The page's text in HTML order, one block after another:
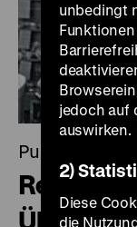
Publikation
unbedingt
jedoch auf
auswirken.
2)
Diese
die